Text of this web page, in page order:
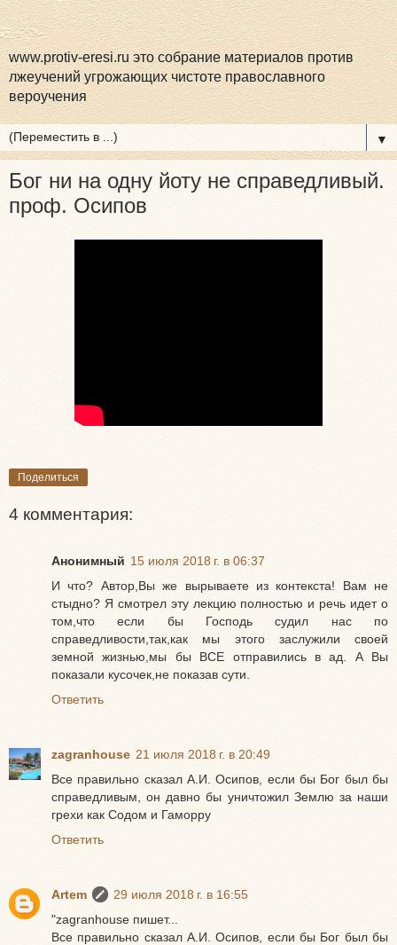
www.protiv-eresi.ru это собрание материалов против
лжеучений угрожающих чистоте православного
вероучения
▼
Бог ни на одну йоту не справедливый.
проф. Осипов
Поделиться
4 комментария:
Анонимный 15 июля 2018 г. в 06:37
И что? Автор,Вы же вырываете из контекста! Вам не
стыдно? Я смотрел эту лекцию полностью и речь идет о
том,что если бы Господь судил нас по
справедливости,так,как мы этого заслужили своей
земной жизнью,мы бы ВСЕ отправились в ад. А Вы
показали кусочек,не показав сути.
Ответить
zagranhouse 21 июля 2018 г. в 20:49
Все правильно сказал А.И. Осипов, если бы Бог был бы
справедливым, он давно бы уничтожил Землю за наши
грехи как Содом и Гаморру
Ответить
Artem
29 июля 2018 г. в 16:55
"zagranhouse пишет...
Все правильно сказал А.И. Осипов, если бы Бог был бы